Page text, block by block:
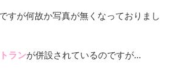
すが何故か写真が無くなっておりまし
ランが併設されているのですが…